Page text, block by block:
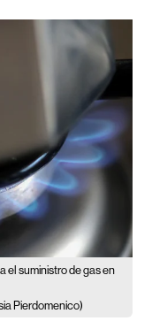
el suministro de gas en
Pierdomenico)